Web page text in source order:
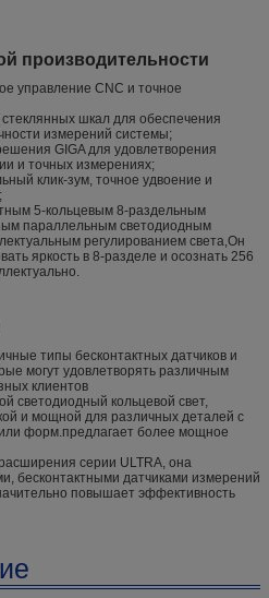
производительности
управление CNC и точное
шкал для обеспечения
измерений системы;
GIGA для удовлетворения
и точных измерениях;
клик-зум, точное удвоение и
5-кольцевым 8-раздельным
параллельным светодиодным
регулированием света,Он
яркость в 8-разделе и осознать 256
типы бесконтактных датчиков и
могут удовлетворять различным
клиентов
светодиодный кольцевой свет,
и мощной для различных деталей с
форм.предлагает более мощное
серии ULTRA, она
бесконтактными датчиками измерений
повышает эффективность